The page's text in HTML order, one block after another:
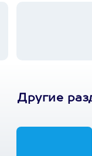
Другие